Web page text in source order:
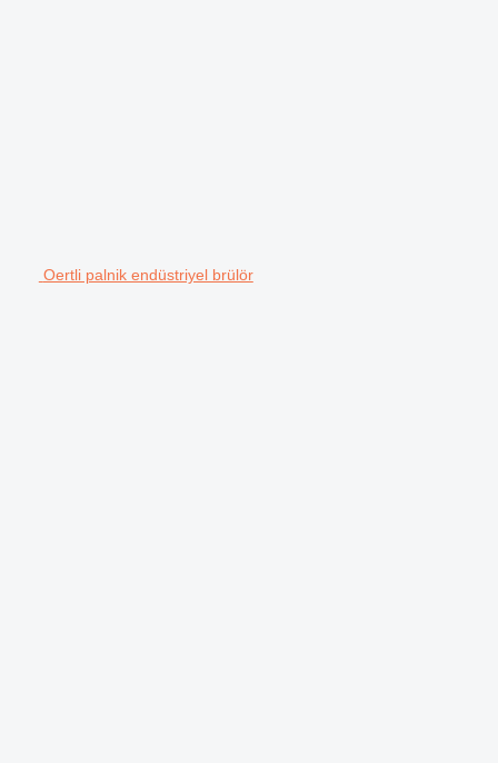
Oertli palnik endüstriyel brülör